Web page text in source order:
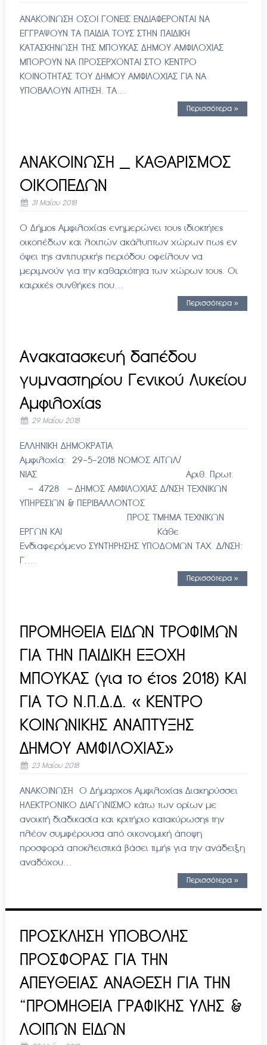
ΑΝΑΚΟΙΝΩΣΗ ΟΣΟΙ ΓΟΝΕΙΣ ΕΝΔΙΑΦΕΡΟΝΤΑΙ ΝΑ
ΕΓΓΡΑΨΟΥΝ ΤΑ ΠΑΙΔΙΑ ΤΟΥΣ ΣΤΗΝ ΠΑΙΔΙΚΗ
ΚΑΤΑΣΚΗΝΩΣΗ ΤΗΣ ΜΠΟΥΚΑΣ ΔΗΜΟΥ ΑΜΦΙΛΟΧΙΑΣ
ΜΠΟΡΟΥΝ ΝΑ ΠΡΟΣΕΡΧΟΝΤΑΙ ΣΤΟ ΚΕΝΤΡΟ
ΚΟΙΝΟΤΗΤΑΣ ΤΟΥ ΔΗΜΟΥ ΑΜΦΙΛΟΧΙΑΣ ΓΙΑ ΝΑ
ΥΠΟΒΑΛΟΥΝ ΑΙΤΗΣΗ. ΤΑ…
Περισσότερα »
ΑΝΑΚΟΙΝΩΣΗ _ ΚΑΘΑΡΙΣΜΟΣ
ΟΙΚΟΠΕΔΩΝ
31 Μαΐου 2018
Ο Δήμος Αμφιλοχίας ενημερώνει τους ιδιοκτήτες
οικοπέδων και λοιπών ακάλυπτων χώρων πως εν
όψει της αντιπυρικής περιόδου οφείλουν να
μεριμνούν για την καθαριότητα των χώρων τους. Οι
καιρικές συνθήκες που…
Περισσότερα »
Ανακατασκευή δαπέδου
γυμναστηρίου Γενικού Λυκείου
Αμφιλοχίας
29 Μαΐου 2018
ΕΛΛΗΝΙΚΗ ΔΗΜΟΚΡΑΤΙΑ
Αμφιλοχία: 29-5-2018 ΝΟΜΟΣ ΑΙΤΩΛ/
ΝΙΑΣ Αριθ. Πρωτ.
– 4728 – ΔΗΜΟΣ ΑΜΦΙΛΟΧΙΑΣ Δ/ΝΣΗ ΤΕΧΝΙΚΩΝ
ΥΠΗΡΕΣΙΩΝ & ΠΕΡΙΒΑΛΛΟΝΤΟΣ
ΠΡΟΣ ΤΜΗΜΑ ΤΕΧΝΙΚΩΝ
ΕΡΓΩΝ ΚΑΙ Κάθε
Ενδιαφερόμενο ΣΥΝΤΗΡΗΣΗΣ ΥΠΟΔΟΜΩΝ ΤΑΧ. Δ/ΝΣΗ:
Γ….
Περισσότερα »
ΠΡΟΜΗΘΕΙΑ ΕΙΔΩΝ ΤΡΟΦΙΜΩΝ
ΓΙΑ ΤΗΝ ΠΑΙΔΙΚΗ ΕΞΟΧΗ
ΜΠΟΥΚΑΣ (για το έτος 2018) ΚΑΙ
ΓΙΑ ΤΟ Ν.Π.Δ.Δ. « ΚΕΝΤΡΟ
ΚΟΙΝΩΝΙΚΗΣ ΑΝΑΠΤΥΞΗΣ
ΔΗΜΟΥ ΑΜΦΙΛΟΧΙΑΣ»
23 Μαΐου 2018
ΑΝΑΚΟΙΝΩΣΗ Ο Δήμαρχος Αμφιλοχίας Διακηρύσσει
ΗΛΕΚΤΡΟΝΙΚΟ ΔΙΑΓΩΝΙΣΜΟ κάτω των ορίων με
ανοικτή διαδικασία και κριτήριο κατακύρωσης την
πλέον συμφέρουσα από οικονομική άποψη
προσφορά αποκλειστικά βάσει τιμής για την ανάδειξη
αναδόχου…
Περισσότερα »
ΠΡΟΣΚΛΗΣΗ ΥΠΟΒΟΛΗΣ
ΠΡΟΣΦΟΡΑΣ ΓΙΑ ΤΗΝ
ΑΠΕΥΘΕΙΑΣ ΑΝΑΘΕΣΗ ΓΙΑ ΤΗΝ
“ΠΡΟΜΗΘΕΙΑ ΓΡΑΦΙΚΗΣ ΥΛΗΣ &
ΛΟΙΠΩΝ ΕΙΔΩΝ